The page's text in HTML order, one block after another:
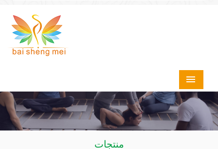
منتجات